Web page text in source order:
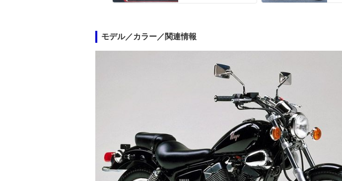
モデル／カラー／関連情報